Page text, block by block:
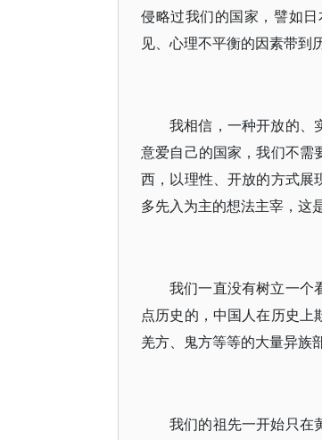
侵略过我们的国家，譬如
见、心理不平衡的因素带到
我相信，一种开放的、
意爱自己的国家，我们不需
西，以理性、开放的方式展
多先入为主的想法主宰，这
我们一直没有树立一个
点历史的，中国人在历史
羌方、鬼方等等的大量异族
我们的祖先一开始只在